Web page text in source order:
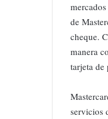
de
cheque.
manera
tarjeta de
servicios